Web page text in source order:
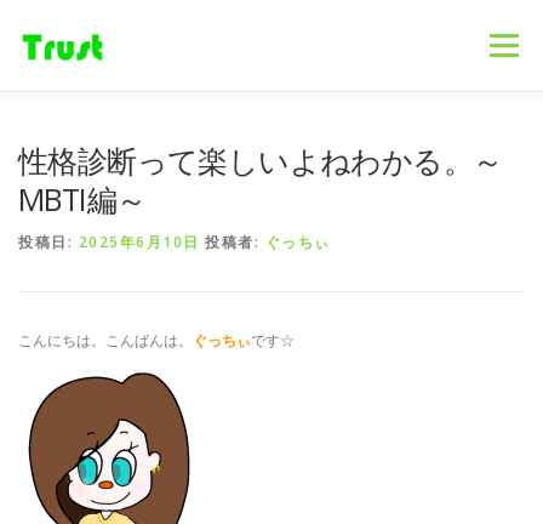
メニュー
性格診断って楽しいよねわかる。～
MBTI編～
投稿日: 2025年6月10日 投稿者: ぐっちぃ
こんにちは。こんばんは。 ぐっちぃです☆